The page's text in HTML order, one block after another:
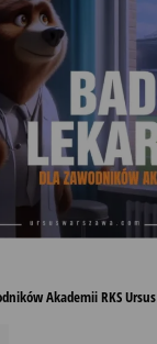
Akademii RKS Ursus